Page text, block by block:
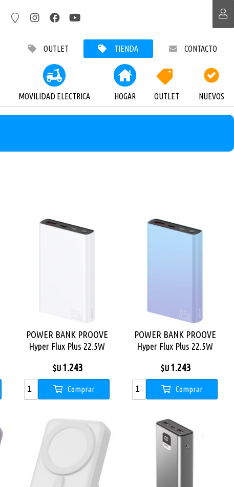
OUTLET TIENDA CONTACTO
MOVILIDAD ELECTRICA HOGAR OUTLET NUEVOS
POWER BANK PROOVE
Hyper Flux Plus 22.5W
$U 1.243
Comprar
POWER BANK PROOVE
Hyper Flux Plus 22.5W
$U 1.243
Comprar